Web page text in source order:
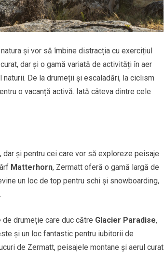
și vor să îmbine distracția cu exercițiul
dar și o gamă variată de activități în aer
De la drumeții și escaladări, la ciclism
o vacanță activă. Iată câteva dintre cele
și pentru cei care vor să exploreze peisaje
Matterhorn, Zermatt oferă o gamă largă de
un loc de top pentru schi și snowboarding,
drumeție care duc către Glacier Paradise,
și un loc fantastic pentru iubitorii de
de Zermatt, peisajele montane și aerul curat